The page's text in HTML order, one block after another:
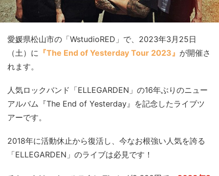
愛媛県松山市の「WstudioRED」で、2023年3月25日
（土）に 『The End of Yesterday Tour 2023』 が開催さ
れます。
人気ロックバンド「ELLEGARDEN」の16年ぶりのニュー
アルバム『The End of Yesterday』を記念したライブツ
アーです。
2018年に活動休止から復活し、今なお根強い人気を誇る
「ELLEGARDEN」のライブは必見です！